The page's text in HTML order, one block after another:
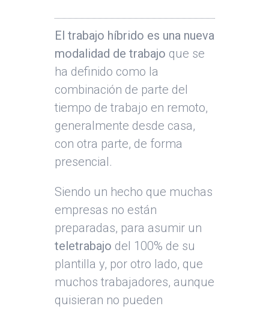
El trabajo híbrido es una nueva
modalidad de trabajo que se
ha definido como la
combinación de parte del
tiempo de trabajo en remoto,
generalmente desde casa,
con otra parte, de forma
presencial.
Siendo un hecho que muchas
empresas no están
preparadas, para asumir un
teletrabajo del 100% de su
plantilla y, por otro lado, que
muchos trabajadores, aunque
quisieran no pueden